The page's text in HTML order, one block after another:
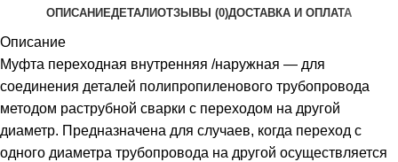
ОПИСАНИЕДЕТАЛИОТЗЫВЫ (0)ДОСТАВКА И ОПЛАТА
Описание
Муфта переходная внутренняя /наружная — для
соединения деталей полипропиленового трубопровода
методом раструбной сварки с переходом на другой
диаметр. Предназначена для случаев, когда переход с
одного диаметра трубопровода на другой осуществляется